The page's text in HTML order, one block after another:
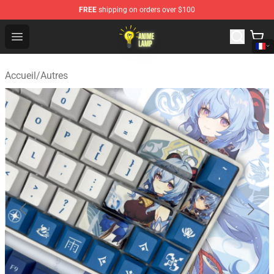
FREE shipping on orders over $100
Open menu
Anime Lamp Shop - The Best Store of Anime Lamp
Accueil/Autres